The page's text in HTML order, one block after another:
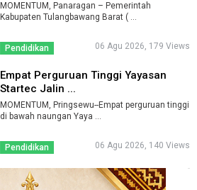
MOMENTUM, Panaragan – Pemerintah
Kabupaten Tulangbawang Barat ( ...
Pendidikan 06 Agu 2026, 179 Views
Empat Perguruan Tinggi Yayasan
Startec Jalin ...
MOMENTUM, Pringsewu--Empat perguruan tinggi
di bawah naungan Yaya ...
Pendidikan 06 Agu 2026, 140 Views